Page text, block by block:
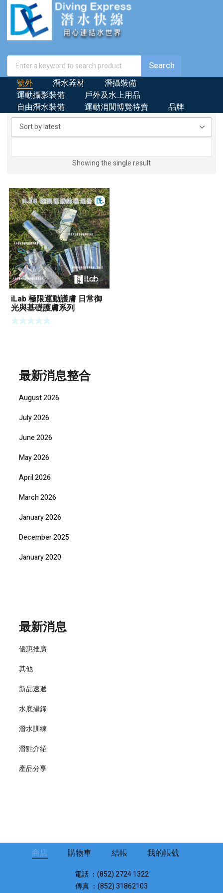
號外 潛水器材
潛攝裝備
運動攝影裝備
戶外及水上用品
自由潛水裝備
運動消閒博覽特賣 品牌
Showing the single result
iLab 極限運動護膚 日常御
光與基礎護膚系列
最新消息整合
August 2026
July 2026
June 2026
May 2026
April 2026
March 2026
January 2026
December 2025
January 2020
最新消息
優惠推廣
其他
新品速遞
水底攝錄
潛水訓練
潛點介紹
產品分享
商店 購物車 結帳 我的帳號
電話 ：(852) 2724 1322
傳真 ：(852) 31862103